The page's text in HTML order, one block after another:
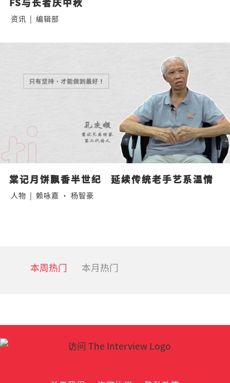
资讯 | 编辑部
棠记月饼飘香半世纪   延续传统老手艺系温情
人物 | 赖咏嘉 · 杨智豪
本周热门 本月热门